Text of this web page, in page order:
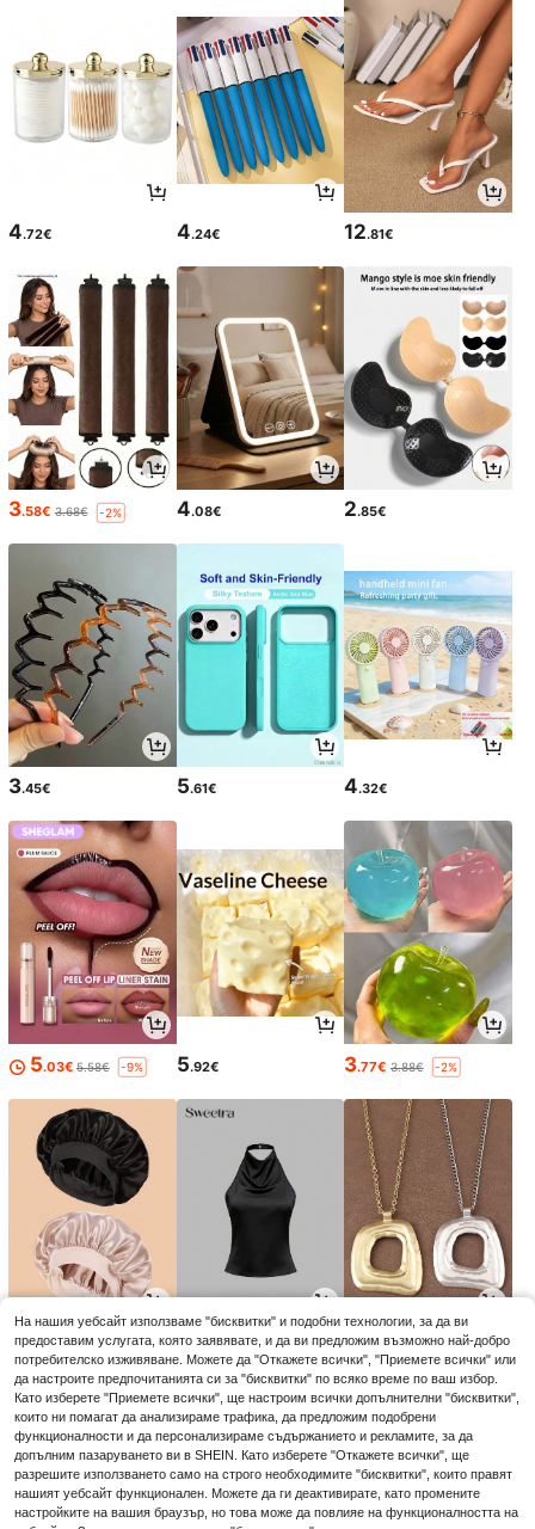
4.72€ 4.24€ 12.81€
3.58€ 3.68€ -2% 4.08€ 2.85€
3.45€ 5.61€ 4.32€
5.03€ 5.58€ -9% 5.92€ 3.77€ 3.88€ -2%
3.33€ 8.41€ 5.23€
На нашия уебсайт използваме "бисквитки" и подобни технологии, за да ви
предоставим услугата, която заявявате, и да ви предложим възможно най-добро
потребителско изживяване. Можете да "Откажете всички", "Приемете всички" или
да настроите предпочитанията си за "бисквитки" по всяко време по ваш избор.
Като изберете "Приемете всички", ще настроим всички допълнителни "бисквитки",
които ни помагат да анализираме трафика, да предложим подобрени
функционалности и да персонализираме съдържанието и рекламите, за да
допълним пазаруването ви в SHEIN. Като изберете "Откажете всички", ще
разрешите използването само на строго необходимите "бисквитки", които правят
нашият уебсайт функционален. Можете да ги деактивирате, като промените
настройките на вашия браузър, но това може да повлияе на функционалността на